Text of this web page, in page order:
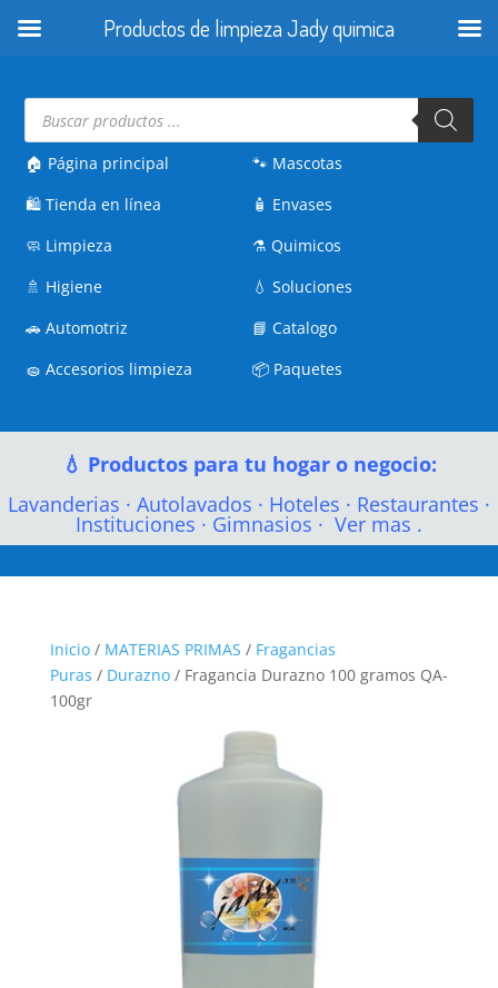
Búsqueda
productos
🏠 Página principal
🛍️Tienda en línea
🧼 Limpieza
🚿 Higiene
🚗Automotriz
🧽Accesorios limpieza
🐾 Mascotas
🧴 Envases
⚗️Quimicos
💧Soluciones
📘Catalogo
📦 Paquetes
💧 Productos para tu hogar o negocio:
Lavanderias · Autolavados · Hoteles · Restaurantes ·
Instituciones · Gimnasios · Ver mas .
Inicio/ MATERIAS PRIMAS / Fragancias
Puras / Durazno/ Fragancia Durazno 100 gramos QA-
100gr
Productos de limpieza Jady quimica